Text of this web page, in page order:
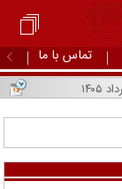
تماس با ما